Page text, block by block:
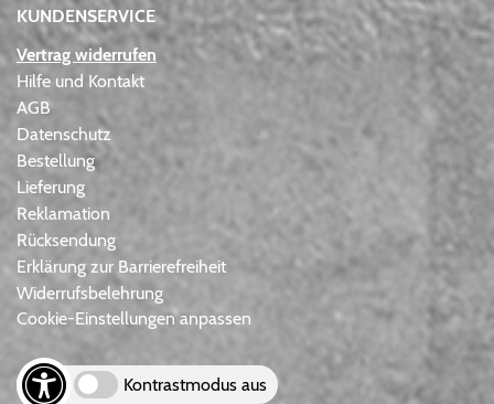
KUNDENSERVICE
Vertrag widerrufen
Hilfe und Kontakt
AGB
Datenschutz
Bestellung
Lieferung
Reklamation
Rücksendung
Erklärung zur Barrierefreiheit
Widerrufsbelehrung
Cookie-Einstellungen anpassen
Kontrastmodus aus